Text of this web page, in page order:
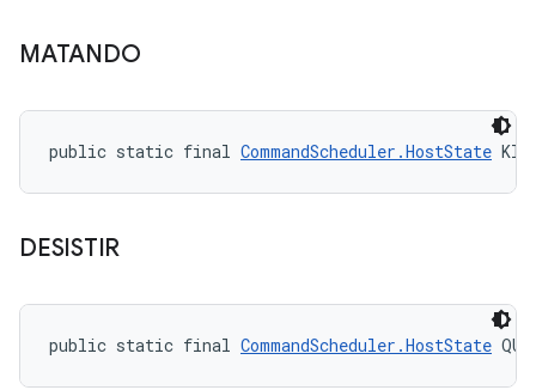
MATANDO
public static final CommandScheduler.HostState
DESISTIR
public static final CommandScheduler.HostState